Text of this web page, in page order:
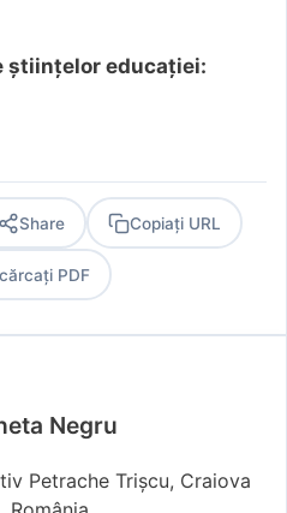
științelor educației:
Share Copiați URL
PDF
Negru
Petrache Trișcu, Craiova